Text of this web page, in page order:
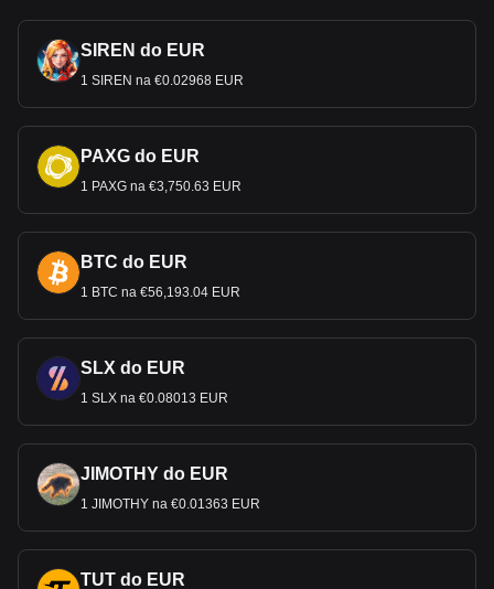
SIREN do EUR
1 SIREN na €0.02968 EUR
PAXG do EUR
1 PAXG na €3,750.63 EUR
BTC do EUR
1 BTC na €56,193.04 EUR
SLX do EUR
1 SLX na €0.08013 EUR
JIMOTHY do EUR
1 JIMOTHY na €0.01363 EUR
TUT do EUR